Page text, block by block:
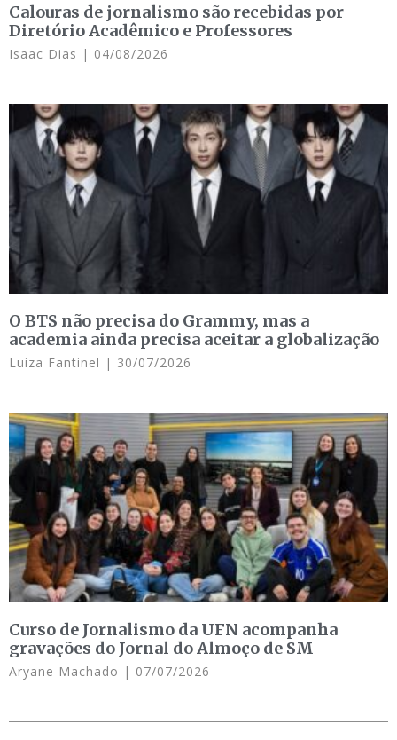
Calouras de jornalismo são recebidas por
Diretório Acadêmico e Professores
Isaac Dias 04/08/2026
O BTS não precisa do Grammy, mas a
academia ainda precisa aceitar a globalização
Luiza Fantinel 30/07/2026
Curso de Jornalismo da UFN acompanha
gravações do Jornal do Almoço de SM
Aryane Machado 07/07/2026